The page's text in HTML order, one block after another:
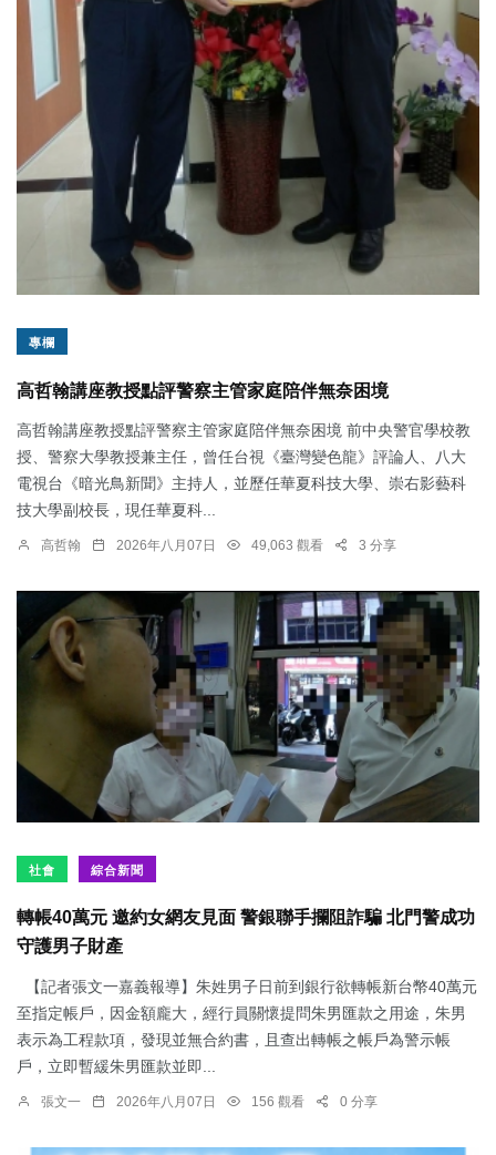
專欄
高哲翰講座教授點評警察主管家庭陪伴無奈困境
高哲翰講座教授點評警察主管家庭陪伴無奈困境 前中央警官學校教
授、警察大學教授兼主任，曾任台視《臺灣變色龍》評論人、八大
電視台《暗光鳥新聞》主持人，並歷任華夏科技大學、崇右影藝科
技大學副校長，現任華夏科...
高哲翰 2026年八月07日 49,063 觀看 3 分享
社會 綜合新聞
轉帳40萬元 邀約女網友見面 警銀聯手攔阻詐騙 北門警成功
守護男子財產
【記者張文一嘉義報導】朱姓男子日前到銀行欲轉帳新台幣40萬元
至指定帳戶，因金額龐大，經行員關懷提問朱男匯款之用途，朱男
表示為工程款項，發現並無合約書，且查出轉帳之帳戶為警示帳
戶，立即暫緩朱男匯款並即...
張文一 2026年八月07日 156 觀看 0 分享